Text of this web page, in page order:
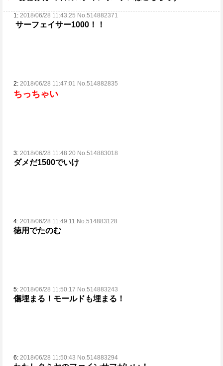
1: 2018/06/28 11:43:25 No.514882371
サーフェイサー1000！！
2: 2018/06/28 11:47:01 No.514882835
ちっちゃい
3: 2018/06/28 11:48:20 No.514883018
ダメだ1500でいけ
4: 2018/06/28 11:49:11 No.514883128
徳用でたのむ
5: 2018/06/28 11:50:17 No.514883243
傷埋まる！モールドも埋まる！
6: 2018/06/28 11:50:43 No.514883294